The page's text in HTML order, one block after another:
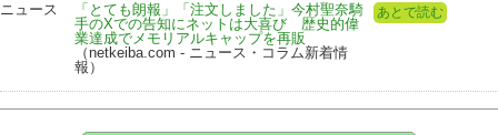
ニュース
「とても朗報」「注文しました」今村聖奈騎
手のXでの告知にネットは大喜び 歴史的偉
業達成でメモリアルキャップを再販
（netkeiba.com - ニュース・コラム新着情
報）
あとで読む